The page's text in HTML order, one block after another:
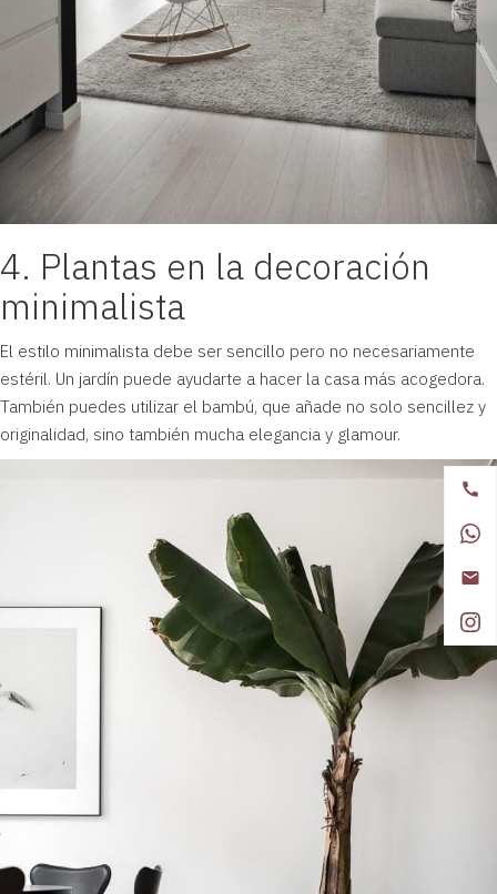
4. Plantas en la decoración
minimalista
El estilo minimalista debe ser sencillo pero no necesariamente
estéril. Un jardín puede ayudarte a hacer la casa más acogedora.
También puedes utilizar el bambú, que añade no solo sencillez y
originalidad, sino también mucha elegancia y glamour.